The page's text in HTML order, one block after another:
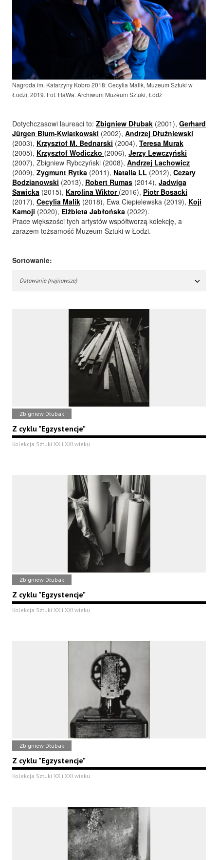
Nagroda im. Katarzyny Kobro 2018: Cecylia Malik, Muzeum Sztuki w
Łodzi, 2019. Fot. HaWa. Archiwum Muzeum Sztuki, Łódź
Dotychczasowi laureaci to: Zbigniew Dłubak (2001), Gerhard
Jürgen Blum-Kwiatkowski (2002), Andrzej Dłużniewski
(2003), Krzysztof M. Bednarski (2004), Teresa Murak
(2005), Krzysztof Wodiczko (2006), Jerzy Lewczyński
(2007), Zbigniew Rybczyński (2008), Andrzej Lachowicz
(2009), Zygmunt Rytka (2011), Natalia LL (2012), Cezary
Bodzianowski (2013), Robert Rumas (2014), Jadwiga
Sawicka (2015), Karolina Wiktor (2016), Piotr Bosacki
(2017), Cecylia Malik (2018), Ewa Ciepielewska (2019), Koji
Kamoji (2020), Elżbieta Jabłońska (2022).
Prace większości tych artystów współtworzą kolekcję, a
zarazem tożsamość Muzeum Sztuki w Łodzi.
Sortowanie:
Datowanie (najnowsze)
Zbigniew Dłubak
Z cyklu "Egzystencje"
Kolekcja Sztuki XX i XXI wieku
Zbigniew Dłubak
Z cyklu "Egzystencje"
Kolekcja Sztuki XX i XXI wieku
Zbigniew Dłubak
Z cyklu "Egzystencje"
Kolekcja Sztuki XX i XXI wieku